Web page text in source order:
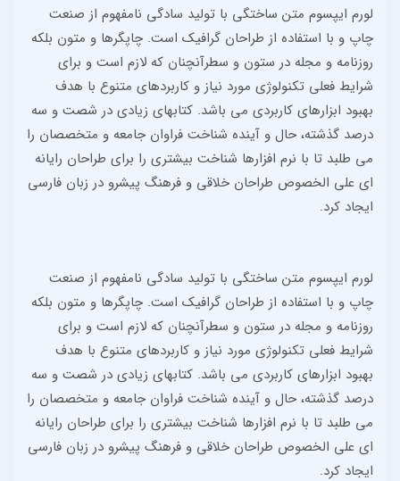
لورم ایپسوم متن ساختگی با تولید سادگی نامفهوم از صنعت
چاپ و با استفاده از طراحان گرافیک است. چاپگرها و متون بلکه
روزنامه و مجله در ستون و سطرآنچنان که لازم است و برای
شرایط فعلی تکنولوژی مورد نیاز و کاربردهای متنوع با هدف
بهبود ابزارهای کاربردی می باشد. کتابهای زیادی در شصت و سه
درصد گذشته، حال و آینده شناخت فراوان جامعه و متخصصان را
می طلبد تا با نرم افزارها شناخت بیشتری را برای طراحان رایانه
ای علی الخصوص طراحان خلاقی و فرهنگ پیشرو در زبان فارسی
ایجاد کرد.
لورم ایپسوم متن ساختگی با تولید سادگی نامفهوم از صنعت
چاپ و با استفاده از طراحان گرافیک است. چاپگرها و متون بلکه
روزنامه و مجله در ستون و سطرآنچنان که لازم است و برای
شرایط فعلی تکنولوژی مورد نیاز و کاربردهای متنوع با هدف
بهبود ابزارهای کاربردی می باشد. کتابهای زیادی در شصت و سه
درصد گذشته، حال و آینده شناخت فراوان جامعه و متخصصان را
می طلبد تا با نرم افزارها شناخت بیشتری را برای طراحان رایانه
ای علی الخصوص طراحان خلاقی و فرهنگ پیشرو در زبان فارسی
ایجاد کرد.